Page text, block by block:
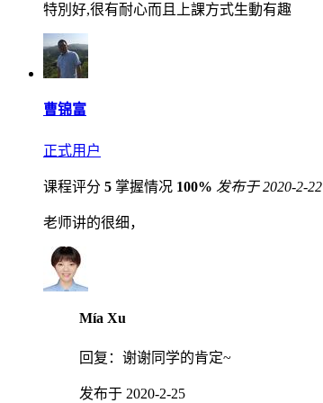
特別好,很有耐心而且上課方式生動有趣
曹锦富
正式用户
课程评分 5 掌握情况 100% 发布于 2020-2-22
老师讲的很细，
Mía Xu
回复： 谢谢同学的肯定~
发布于 2020-2-25